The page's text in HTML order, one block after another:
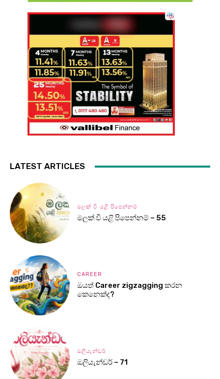
LATEST ARTICLES
මලක් වී යළි පිපෙන්නම්
මලක් වී යළි පිපෙන්නම් – 55
CAREER
ඔයත් Career zigzagging කරන
කෙනෙක්ද?
ඔලියැන්ඩර්
ඔලියැන්ඩර් – 71